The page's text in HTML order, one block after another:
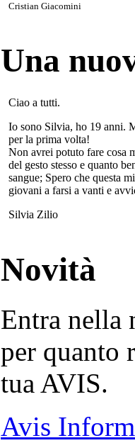
Cristian Giacomini
Una
Ciao a tutti.
Io sono Silvia, ho 19 anni.
per la prima volta!
Non avrei potuto fare cosa
del gesto stesso e quanto
sangue; Spero che questa
giovani a farsi a vanti e
Silvia Zilio
Novità
Entra nella
per quanto
tua AVIS.
Avis